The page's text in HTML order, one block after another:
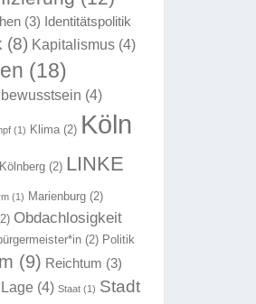
(3) Identitätspolitik
(8) Kapitalismus(4)
(18)
(4)
(1) Klima(2) Köln
Kölnberg(2) LINKE
(1) Marienburg(2)
Obdachlosigkeit
(2) Politik
(9) Reichtum (3)
(4) Staat(1) Stadt